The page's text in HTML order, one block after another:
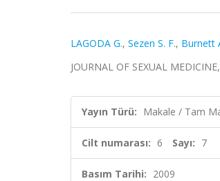
LAGODA G., Sezen S. F., Burnett
JOURNAL OF SEXUAL
Yayın Türü: Makale / Tam
Cilt numarası: 6 Sayı: 7
Basım Tarihi: 2009